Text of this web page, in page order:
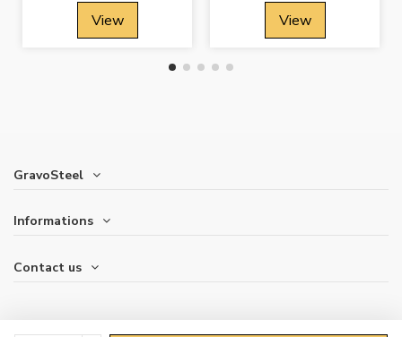
View View
GravoSteel
Informations
Contact us